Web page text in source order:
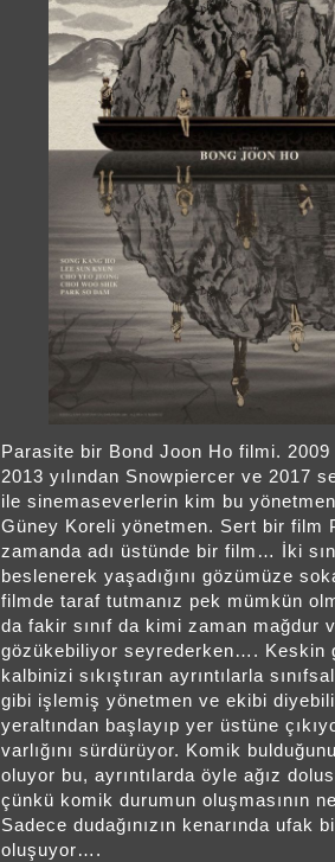
Parasite bir Bond Joon Ho filmi. 2009
2013 yılından Snowpiercer ve 2017
ile sinemaseverlerin kim bu yönetmen
Güney Koreli yönetmen. Sert bir film
zamanda adı üstünde bir film… İki
beslenerek yaşadığını gözümüze
filmde taraf tutmanız pek mümkün
da fakir sınıf da kimi zaman mağdur
gözükebiliyor seyrederken…. Keskin
kalbinizi sıkıştıran ayrıntılarla
gibi işlemiş yönetmen ve ekibi
yeraltından başlayıp yer üstüne
varlığını sürdürüyor. Komik
oluyor bu, ayrıntılarda öyle ağız
çünkü komik durumun oluşmasının
Sadece dudağınızın kenarında ufak
oluşuyor….